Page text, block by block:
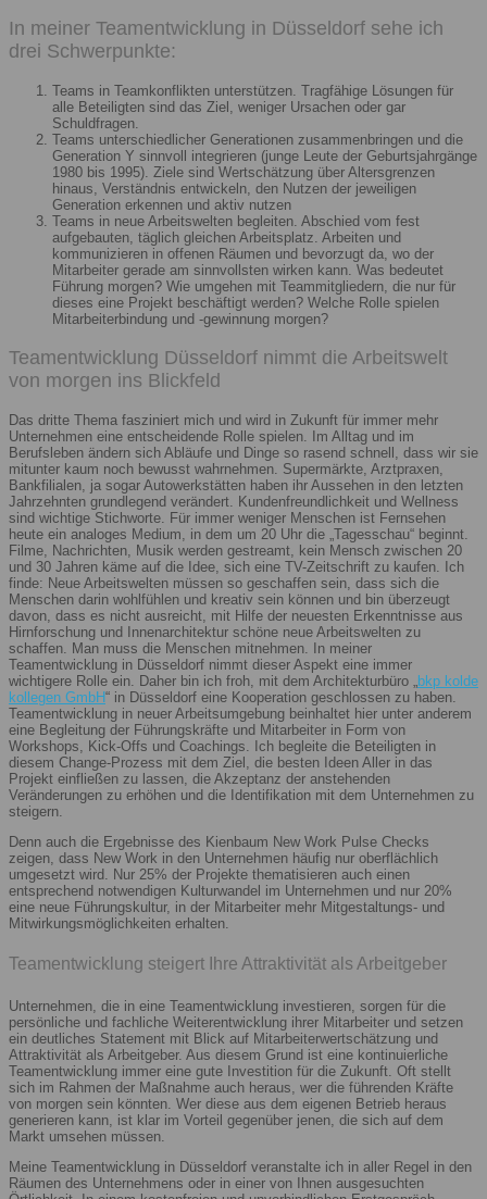
In meiner Teamentwicklung in Düsseldorf sehe ich
drei Schwerpunkte:
Teams in Teamkonflikten unterstützen. Tragfähige Lösungen für
alle Beteiligten sind das Ziel, weniger Ursachen oder gar
Schuldfragen.
Teams unterschiedlicher Generationen zusammenbringen und die
Generation Y sinnvoll integrieren (junge Leute der Geburtsjahrgänge
1980 bis 1995). Ziele sind Wertschätzung über Altersgrenzen
hinaus, Verständnis entwickeln, den Nutzen der jeweiligen
Generation erkennen und aktiv nutzen
Teams in neue Arbeitswelten begleiten. Abschied vom fest
aufgebauten, täglich gleichen Arbeitsplatz. Arbeiten und
kommunizieren in offenen Räumen und bevorzugt da, wo der
Mitarbeiter gerade am sinnvollsten wirken kann. Was bedeutet
Führung morgen? Wie umgehen mit Teammitgliedern, die nur für
dieses eine Projekt beschäftigt werden? Welche Rolle spielen
Mitarbeiterbindung und -gewinnung morgen?
Teamentwicklung Düsseldorf nimmt die Arbeitswelt
von morgen ins Blickfeld
Das dritte Thema fasziniert mich und wird in Zukunft für immer mehr
Unternehmen eine entscheidende Rolle spielen. Im Alltag und im
Berufsleben ändern sich Abläufe und Dinge so rasend schnell, dass wir sie
mitunter kaum noch bewusst wahrnehmen. Supermärkte, Arztpraxen,
Bankfilialen, ja sogar Autowerkstätten haben ihr Aussehen in den letzten
Jahrzehnten grundlegend verändert. Kundenfreundlichkeit und Wellness
sind wichtige Stichworte. Für immer weniger Menschen ist Fernsehen
heute ein analoges Medium, in dem um 20 Uhr die „Tagesschau“ beginnt.
Filme, Nachrichten, Musik werden gestreamt, kein Mensch zwischen 20
und 30 Jahren käme auf die Idee, sich eine TV-Zeitschrift zu kaufen. Ich
finde: Neue Arbeitswelten müssen so geschaffen sein, dass sich die
Menschen darin wohlfühlen und kreativ sein können und bin überzeugt
davon, dass es nicht ausreicht, mit Hilfe der neuesten Erkenntnisse aus
Hirnforschung und Innenarchitektur schöne neue Arbeitswelten zu
schaffen. Man muss die Menschen mitnehmen. In meiner
Teamentwicklung in Düsseldorf nimmt dieser Aspekt eine immer
wichtigere Rolle ein. Daher bin ich froh, mit dem Architekturbüro „bkp kolde
kollegen GmbH“ in Düsseldorf eine Kooperation geschlossen zu haben.
Teamentwicklung in neuer Arbeitsumgebung beinhaltet hier unter anderem
eine Begleitung der Führungskräfte und Mitarbeiter in Form von
Workshops, Kick-Offs und Coachings. Ich begleite die Beteiligten in
diesem Change-Prozess mit dem Ziel, die besten Ideen Aller in das
Projekt einfließen zu lassen, die Akzeptanz der anstehenden
Veränderungen zu erhöhen und die Identifikation mit dem Unternehmen zu
steigern.
Denn auch die Ergebnisse des Kienbaum New Work Pulse Checks
zeigen, dass New Work in den Unternehmen häufig nur oberflächlich
umgesetzt wird. Nur 25% der Projekte thematisieren auch einen
entsprechend notwendigen Kulturwandel im Unternehmen und nur 20%
eine neue Führungskultur, in der Mitarbeiter mehr Mitgestaltungs- und
Mitwirkungsmöglichkeiten erhalten.
Teamentwicklung steigert Ihre Attraktivität als Arbeitgeber
Unternehmen, die in eine Teamentwicklung investieren, sorgen für die
persönliche und fachliche Weiterentwicklung ihrer Mitarbeiter und setzen
ein deutliches Statement mit Blick auf Mitarbeiterwertschätzung und
Attraktivität als Arbeitgeber. Aus diesem Grund ist eine kontinuierliche
Teamentwicklung immer eine gute Investition für die Zukunft. Oft stellt
sich im Rahmen der Maßnahme auch heraus, wer die führenden Kräfte
von morgen sein könnten. Wer diese aus dem eigenen Betrieb heraus
generieren kann, ist klar im Vorteil gegenüber jenen, die sich auf dem
Markt umsehen müssen.
Meine Teamentwicklung in Düsseldorf veranstalte ich in aller Regel in den
Räumen des Unternehmens oder in einer von Ihnen ausgesuchten